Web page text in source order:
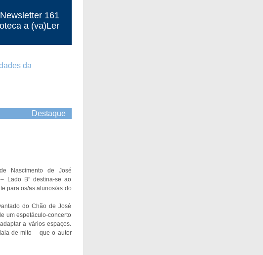
Newsletter 161
a (va)Ler
da
Destaque
Nascimento de José
Lado B” destina-se ao
para os/as alunos/as do
do Chão de José
um espetáculo-concerto
a vários espaços.
de mito – que o autor